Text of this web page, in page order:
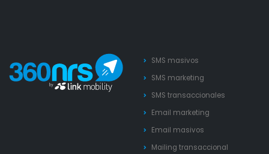
SMS masivos
SMS marketing
SMS transaccionales
Email marketing
Email masivos
Mailing transaccional